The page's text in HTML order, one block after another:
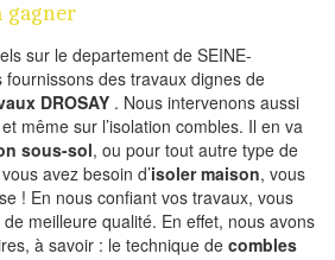
gagner
sur le departement de SEINE-
des travaux dignes de
DROSAY . Nous intervenons aussi
même sur l’isolation combles. Il en va
sous-sol, ou pour tout autre type de
avez besoin d’isoler maison, vous
! En nous confiant vos travaux, vous
meilleure qualité. En effet, nous avons
à savoir : le technique de combles